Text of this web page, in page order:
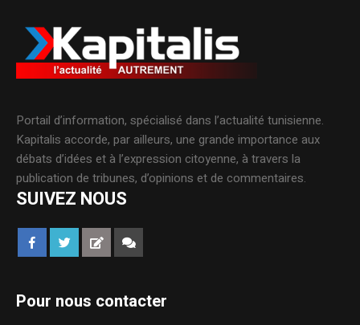
Portail d’information, spécialisé dans l’actualité tunisienne.
Kapitalis accorde, par ailleurs, une grande importance aux
débats d’idées et à l’expression citoyenne, à travers la
publication de tribunes, d’opinions et de commentaires.
SUIVEZ NOUS
Pour nous contacter